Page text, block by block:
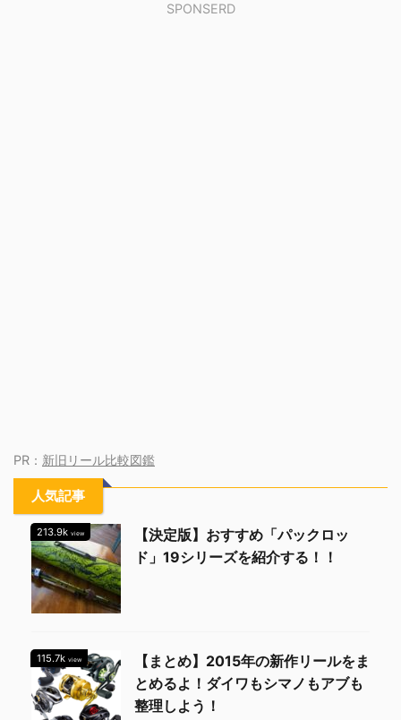
SPONSERD
PR： 新旧リール比較図鑑
人気記事
213.9k view
【決定版】おすすめ「パックロッ
ド」19シリーズを紹介する！！
115.7k view
【まとめ】2015年の新作リールをま
とめるよ！ダイワもシマノもアブも
整理しよう！